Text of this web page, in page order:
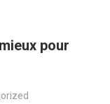
pour